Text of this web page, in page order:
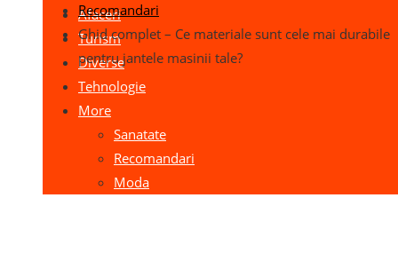
Afaceri
Turism
Diverse
Tehnologie
More
Sanatate
Recomandari
Moda
Recomandari
Ghid complet – Ce materiale sunt cele mai durabile
pentru jantele masinii tale?